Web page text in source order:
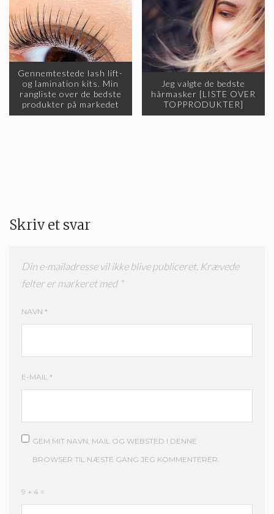
Gennemtestede lash lift-
og lamination kits. Min
rangliste over de bedste
produkter på markedet
Jeg valgte de bedste
hårmasker [LISTE OVER
TOPPRODUKTER]
Skriv et svar
Din e-mailadresse vil ikke blive publiceret. Krævede
felter er markeret med *
NAVN *
E-MAIL *
GEM MIT NAVN, MAIL OG WEBSTED I DENNE
BROWSER TIL NÆSTE GANG JEG KOMMENTERER.
9 + 4 =